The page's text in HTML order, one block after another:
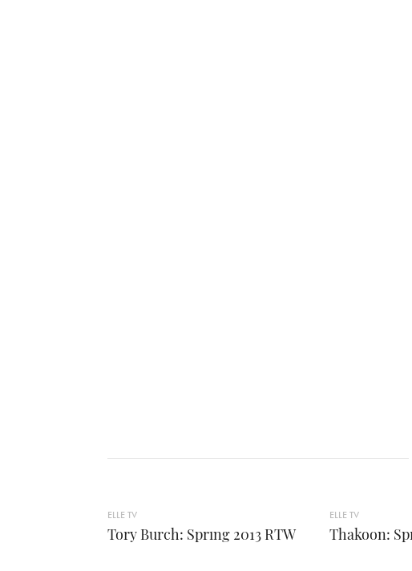
ELLE TV
Tory Burch: Sprıng 2013 RTW
ELLE TV
Thakoon: